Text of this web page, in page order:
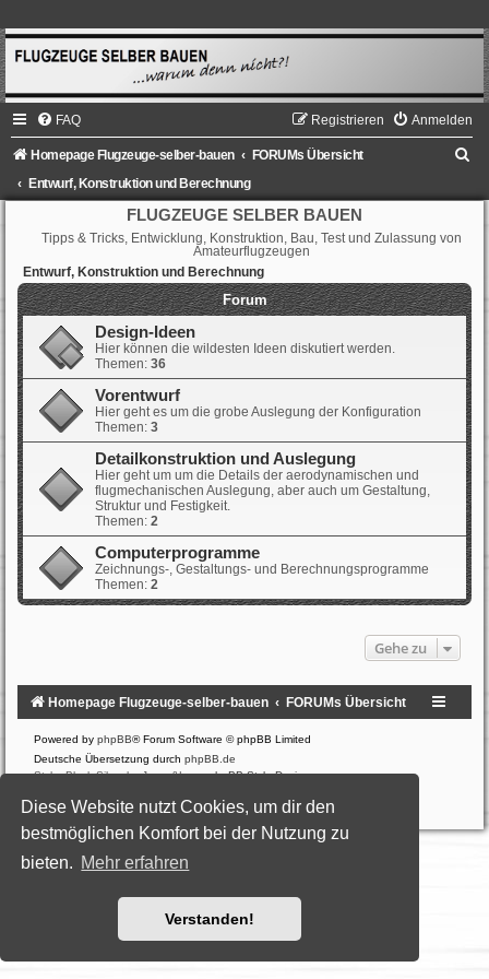
Diese Website nutzt Cookies, um dir den
bestmöglichen Komfort bei der Nutzung zu
bieten. Mehr erfahren
Verstanden!
FAQ Anmelden
Registrieren
Homepage Flugzeuge-selber-bauen
FORUMs Übersicht
Entwurf, Konstruktion und Berechnung
FLUGZEUGE SELBER BAUEN
Tipps & Tricks, Entwicklung, Konstruktion, Bau, Test und Zulassung von
Amateurflugzeugen
Entwurf, Konstruktion und Berechnung
Forum
Design-Ideen
Hier können die wildesten Ideen diskutiert werden.
Themen: 36
Vorentwurf
Hier geht es um die grobe Auslegung der Konfiguration
Themen: 3
Detailkonstruktion und Auslegung
Hier geht um um die Details der aerodynamischen und
flugmechanischen Auslegung, aber auch um Gestaltung,
Struktur und Festigkeit.
Themen: 2
Computerprogramme
Zeichnungs-, Gestaltungs- und Berechnungsprogramme
Themen: 2
Gehe zu
Homepage Flugzeuge-selber-bauen FORUMs Übersicht
Powered by phpBB® Forum Software © phpBB Limited
Deutsche Übersetzung durch phpBB.de
Style: Black-Silver by Joyce&LunaphpBB-Style-Design